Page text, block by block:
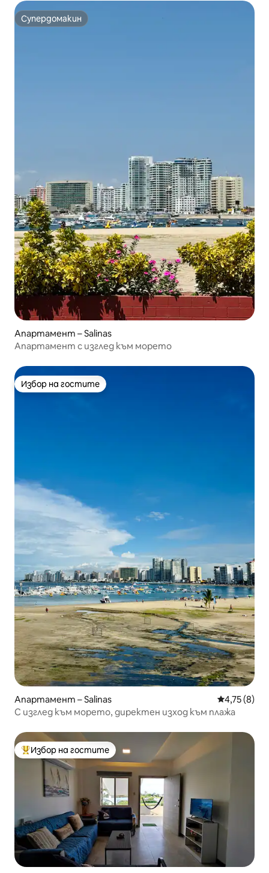
Супердомакин
Супердомакин
Апартамент – Salinas
Апартамент с изглед към морето
Избор на гостите
Избор на гостите
Апартамент – Salinas Средна
4,75 (8)
С изглед към морето, директен изход към плажа
Най-популярен избор на гостите
Избор на гостите